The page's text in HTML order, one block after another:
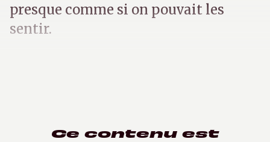
presque comme si on pouvait les
sentir.
Ce contenu est